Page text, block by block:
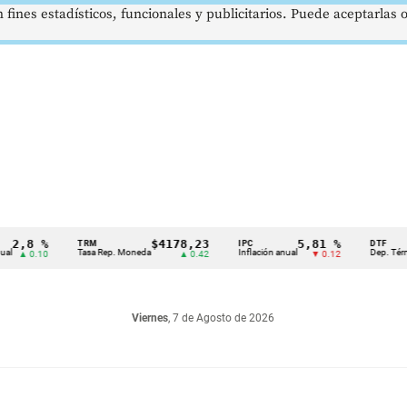
%
Tasa Rep. Moneda
$4178,23
▲ 0.42 Inflación anual
5,81 %
▼ 0.12 Dep. Término
Viernes, 7 de Agosto de 2026
estadísticos, funcionales y publicitarios. Puede aceptarlas